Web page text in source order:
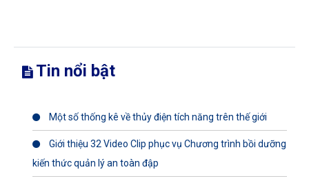
Tin nổi bật
Một số thống kê về thủy điện tích năng trên thế giới
Giới thiệu 32 Video Clip phục vụ Chương trình bồi dưỡng
kiến thức quản lý an toàn đập